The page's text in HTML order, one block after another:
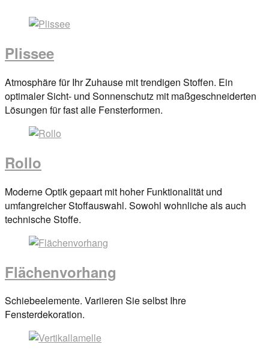
Plissee
Posted
on
29.
By
Atmosphäre für Ihr Zuhause mit trendigen Stoffen. Ein
optimaler Sicht- und Sonnenschutz mit maßgeschneiderten
Lösungen für fast alle Fensterformen.
Rollo
Posted
on
29.
By
Moderne Optik gepaart mit hoher Funktionalität und
umfangreicher Stoffauswahl. Sowohl wohnliche als auch
technische Stoffe.
Flächenvorhang
Posted
on
Schiebeelemente. Variieren Sie selbst Ihre
Fensterdekoration.